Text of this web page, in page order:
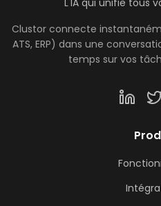
L'IA qui unifie tous
Clustor connecte
ATS, ERP) dans une
temps sur vos